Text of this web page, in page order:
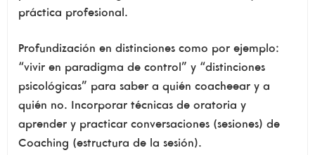
práctica profesional.
Profundización en distinciones como por ejemplo:
“vivir en paradigma de control” y “distinciones
psicológicas” para saber a quién coacheear y a
quién no. Incorporar técnicas de oratoria y
aprender y practicar conversaciones (sesiones) de
Coaching (estructura de la sesión).